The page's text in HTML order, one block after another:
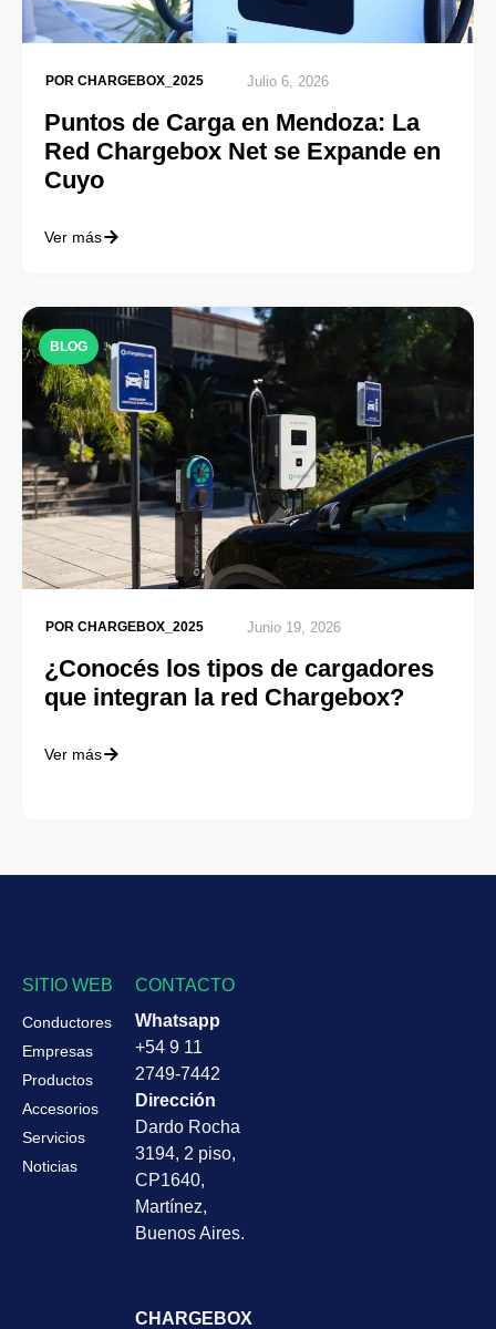
POR CHARGEBOX_2025 Julio 6, 2026
Puntos de Carga en Mendoza: La
Red Chargebox Net se Expande en
Cuyo
Ver más
BLOG
POR CHARGEBOX_2025 Junio 19, 2026
¿Conocés los tipos de cargadores
que integran la red Chargebox?
Ver más
SITIO WEB
Conductores
Empresas
Productos
Accesorios
Servicios
Noticias
CONTACTO
Whatsapp
+54 9 11
2749-7442
Dirección
Dardo Rocha
3194, 2 piso,
CP1640,
Martínez,
Buenos Aires.
CHARGEBOX